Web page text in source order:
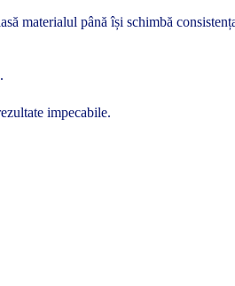
materialul până își schimbă
impecabile.